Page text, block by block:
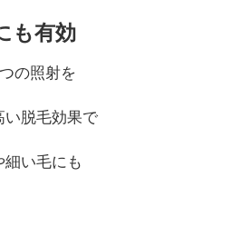
も有効
の照射を
い脱毛効果で
い毛にも